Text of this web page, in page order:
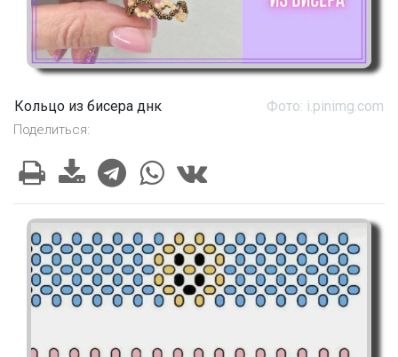
Кольцо из бисера днк Фото: i.pinimg.com
Поделиться: